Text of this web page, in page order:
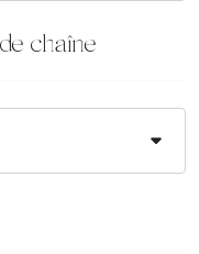
chaîne